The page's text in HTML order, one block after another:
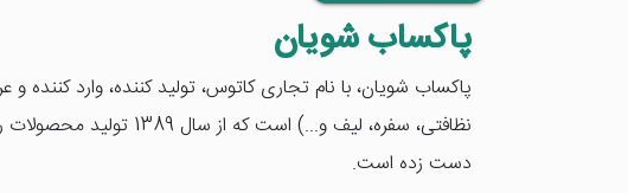
پاکساب شویان
پاکساب شویان، با نام تجاری کاتوس، تولید کننده، وارد
نظافتی، سفره، لیف
دست زده است.